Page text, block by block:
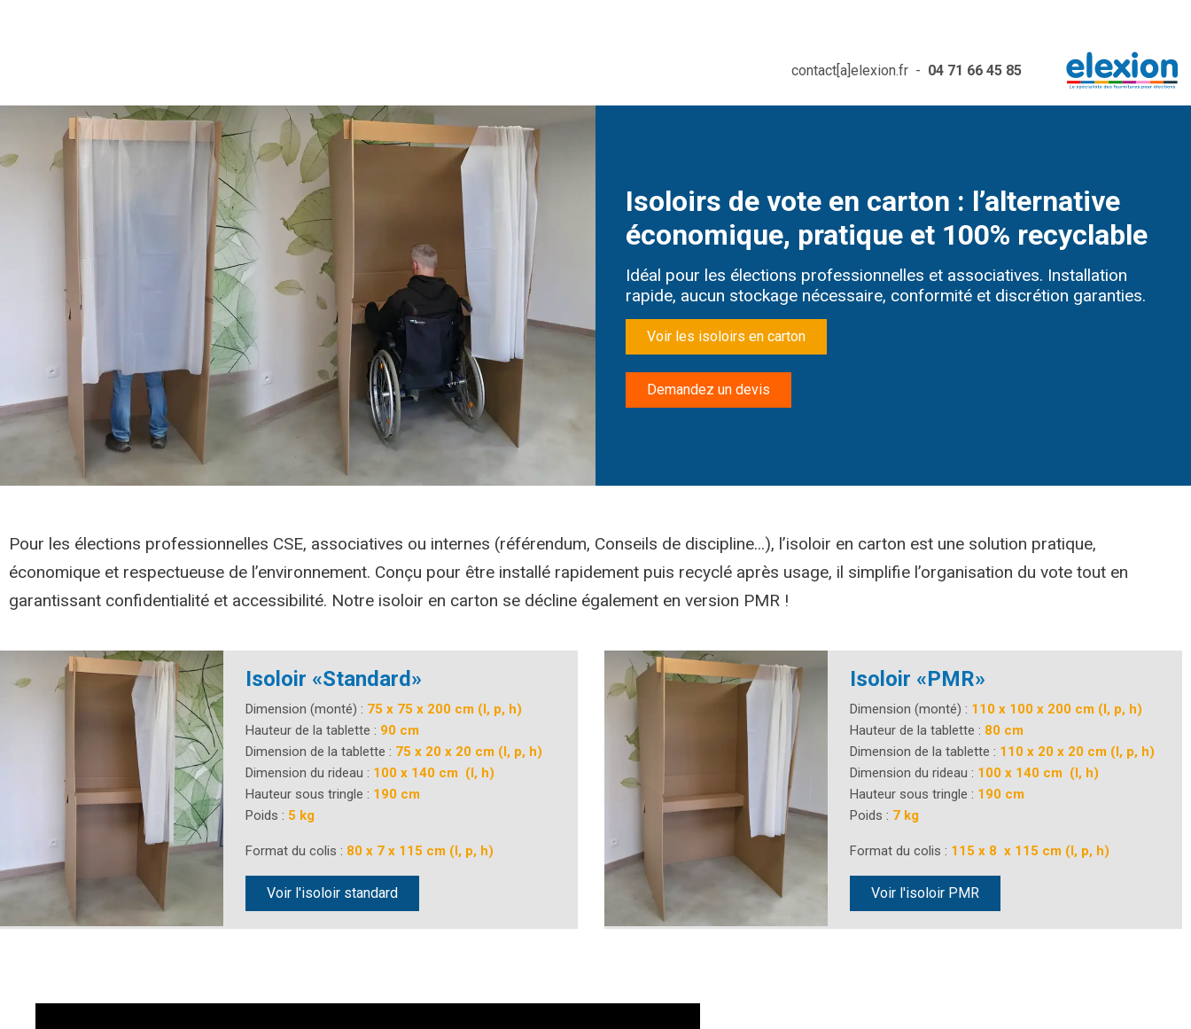
contact[a]elexion.fr - 04 71 66 45 85
Isoloirs de vote en carton : l’alternative
économique, pratique et 100% recyclable
Idéal pour les élections professionnelles et associatives. Installation
rapide, aucun stockage nécessaire, conformité et discrétion garanties.
Voir les isoloirs en carton
Demandez un devis
Pour les élections professionnelles CSE, associatives ou internes (référendum, Conseils de discipline...), l’isoloir en carton est une solution pratique,
économique et respectueuse de l’environnement. Conçu pour être installé rapidement puis recyclé après usage, il simplifie l’organisation du vote tout en
garantissant confidentialité et accessibilité. Notre isoloir en carton se décline également en version PMR !
Isoloir «Standard»
Dimension (monté) : 75 x 75 x 200 cm (l, p, h)
Hauteur de la tablette : 90 cm
Dimension de la tablette : 75 x 20 x 20 cm (l, p, h)
Dimension du rideau : 100 x 140 cm (l, h)
Hauteur sous tringle : 190 cm
Poids : 5 kg
Format du colis : 80 x 7 x 115 cm (l, p, h)
Voir l'isoloir standard
Isoloir «PMR»
Dimension (monté) : 110 x 100 x 200 cm (l, p, h)
Hauteur de la tablette : 80 cm
Dimension de la tablette : 110 x 20 x 20 cm (l, p, h)
Dimension du rideau : 100 x 140 cm (l, h)
Hauteur sous tringle : 190 cm
Poids : 7 kg
Format du colis : 115 x 8 x 115 cm (l, p, h)
Voir l'isoloir PMR